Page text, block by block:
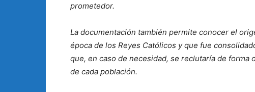
prometedor.
La documentación también permite conocer el
época de los Reyes Católicos y que fue
que, en caso de necesidad, se reclutaría de forma
de cada población.